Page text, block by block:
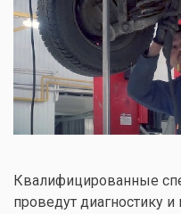
Квалифицированные
проведут диагностику